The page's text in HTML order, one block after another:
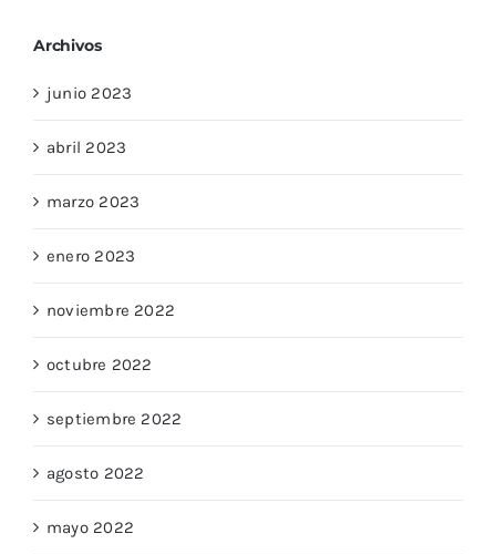
Archivos
junio 2023
abril 2023
marzo 2023
enero 2023
noviembre 2022
octubre 2022
septiembre 2022
agosto 2022
mayo 2022